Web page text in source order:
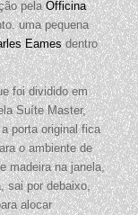
pelaOfficina
uma pequena
Eamesdentro
foi dividido em
Suíte Master,
porta original fica
o ambiente de
madeira na janela,
sai por debaixo,
alocar